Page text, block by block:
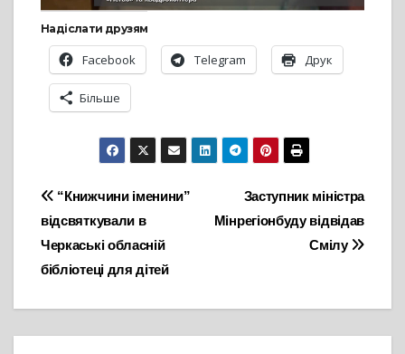
Надіслати друзям
Facebook Telegram Друк
Більше
Навігація
записів
Заступник міністра
Мінрегіонбуду відвідав
Смілу
“Книжчини іменини”
відсвяткували в
Черкаські обласній
бібліотеці для дітей